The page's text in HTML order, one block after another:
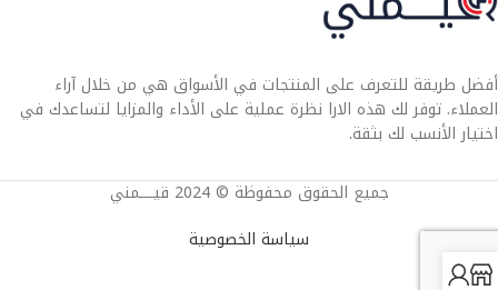
أفضل طريقة للتعرف على المنتجات في الأسواق هي من خلال آراء
العملاء. توفر لك هذه الارا نظرة عملية على الأداء والمزايا لتساعدك في
اختيار الأنسب لك بثقة.
جميع الحقوق محفوظة © 2024 قيــــمني
سياسة الخصوصية